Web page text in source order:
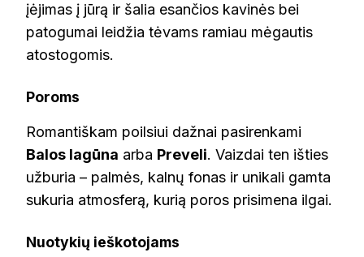
įėjimas į jūrą ir šalia esančios kavinės bei
patogumai leidžia tėvams ramiau mėgautis
atostogomis.
Poroms
Romantiškam poilsiui dažnai pasirenkami
Balos lagūna arba Preveli. Vaizdai ten išties
užburia – palmės, kalnų fonas ir unikali gamta
sukuria atmosferą, kurią poros prisimena ilgai.
Nuotykių ieškotojams